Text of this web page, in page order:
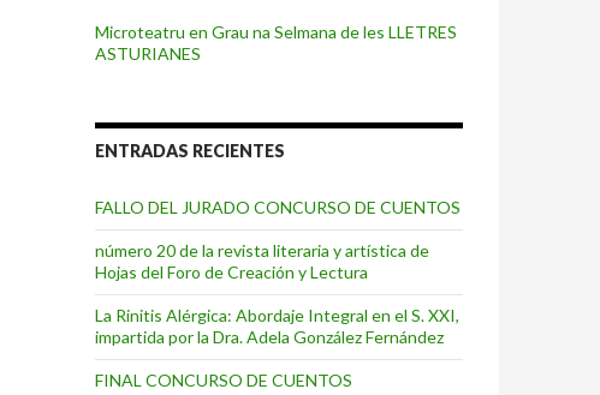
Microteatru en Grau na Selmana de les LLETRES
ASTURIANES
ENTRADAS RECIENTES
FALLO DEL JURADO CONCURSO DE CUENTOS
número 20 de la revista literaria y artística de
Hojas del Foro de Creación y Lectura
La Rinitis Alérgica: Abordaje Integral en el S. XXI,
impartida por la Dra. Adela González Fernández
FINAL CONCURSO DE CUENTOS